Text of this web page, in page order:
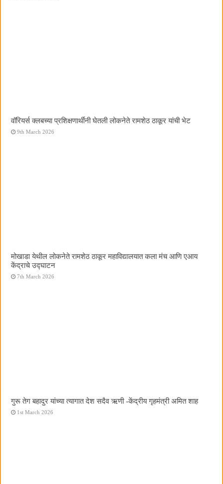
वॉरियर्स क्लबच्या प्रशिक्षणार्थींनी घेतली लोकनेते रामशेठ ठाकूर यांची भेट
9th March 2026
मोखाडा येथील लोकनेते रामशेठ ठाकूर महाविद्यालयात कला मंच आणि एआय
केंद्राचे उद्घाटन
7th March 2026
गुरू तेग बहादुर यांच्या त्यागात देश सदैव ऋणी -केंद्रीय गृहमंत्री अमित शाह
1st March 2026